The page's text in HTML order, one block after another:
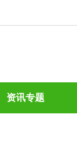
资讯专题